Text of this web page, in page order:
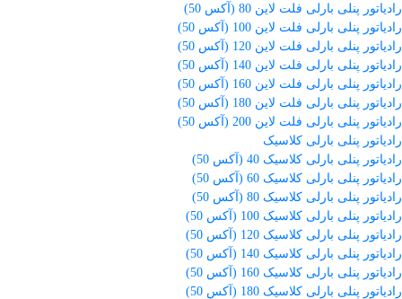
رادیاتور پنلی بارلی فلت لاین 80 (آکس 50)
رادیاتور پنلی بارلی فلت لاین 100 (آکس 50)
رادیاتور پنلی بارلی فلت لاین 120 (آکس 50)
رادیاتور پنلی بارلی فلت لاین 140 (آکس 50)
رادیاتور پنلی بارلی فلت لاین 160 (آکس 50)
رادیاتور پنلی بارلی فلت لاین 180 (آکس 50)
رادیاتور پنلی بارلی فلت لاین 200 (آکس 50)
رادیاتور پنلی بارلی کلاسیک
رادیاتور پنلی بارلی کلاسیک 40 (آکس 50)
رادیاتور پنلی بارلی کلاسیک 60 (آکس 50)
رادیاتور پنلی بارلی کلاسیک 80 (آکس 50)
رادیاتور پنلی بارلی کلاسیک 100 (آکس 50)
رادیاتور پنلی بارلی کلاسیک 120 (آکس 50)
رادیاتور پنلی بارلی کلاسیک 140 (آکس 50)
رادیاتور پنلی بارلی کلاسیک 160 (آکس 50)
رادیاتور پنلی بارلی کلاسیک 180 (آکس 50)